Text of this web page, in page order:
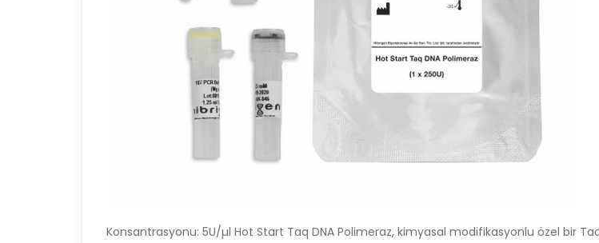
Konsantrasyonu: 5U/µl Hot Start Taq DNA Polimeraz, kimyasal modifikasyonlu özel bir